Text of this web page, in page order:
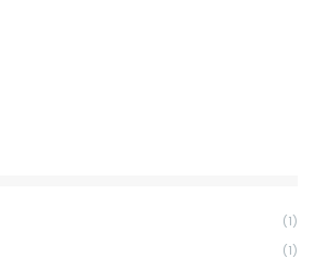
(1)
(1)